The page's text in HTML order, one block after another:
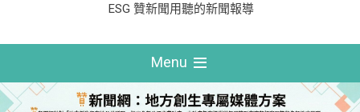
ESG 贊新聞用聽的新聞報導
Menu